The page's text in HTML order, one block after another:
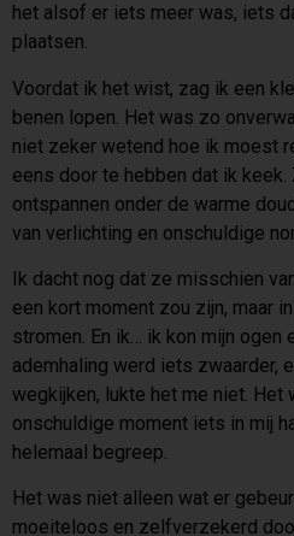
het alsof er iets meer was, iets
plaatsen.
Voordat ik het wist, zag ik een
benen lopen. Het was zo
niet zeker wetend hoe ik moest
eens door te hebben dat ik
ontspannen onder de warme
van verlichting en onschuldige
Ik dacht nog dat ze misschien
een kort moment zou zijn, maar
stromen. En ik… ik kon mijn ogen
ademhaling werd iets zwaarder,
wegkijken, lukte het me niet. Het
onschuldige moment iets in mij
helemaal begreep.
Het was niet alleen wat er
moeiteloos en zelfverzekerd